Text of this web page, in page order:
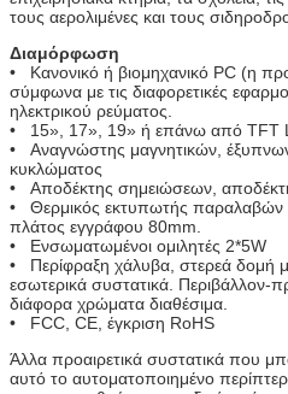
Αφήστε
We bellen je
τους αερολιμένες και τους
Διαμόρφωση
• Κανονικό ή βιομηχανικό PC (η
σύμφωνα με τις διαφορετικές
ηλεκτρικού ρεύματος.
• 15», 17», 19» ή επάνω από TFT
• Αναγνώστης μαγνητικών,
κυκλώματος
• Αποδέκτης σημειώσεων,
• Θερμικός εκτυπωτής παραλαβών
πλάτος εγγράφου 80mm.
• Ενσωματωμένοι ομιλητές 2*5W
• Περίφραξη χάλυβα, στερεά δομή
εσωτερικά συστατικά. Περιβάλλον-
διάφορα χρώματα διαθέσιμα.
• FCC, CE, έγκριση RoHS
Άλλα προαιρετικά συστατικά που
αυτό το αυτοματοποιημένο